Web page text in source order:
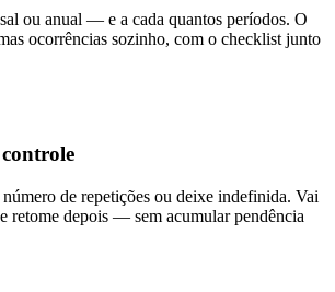
ou anual — e a cada quantos períodos. O
ocorrências sozinho, com o checklist junto
de repetições ou deixe indefinida. Vai
retome depois — sem acumular pendência